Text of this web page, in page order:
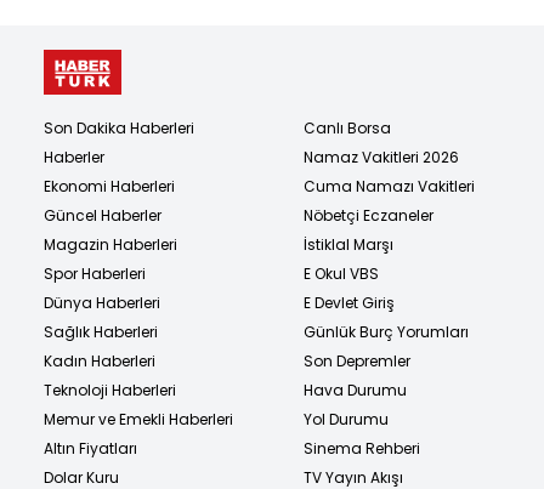
Son Dakika Haberleri
Haberler
Ekonomi Haberleri
Güncel Haberler
Magazin Haberleri
Spor Haberleri
Dünya Haberleri
Sağlık Haberleri
Kadın Haberleri
Teknoloji Haberleri
Memur ve Emekli Haberleri
Altın Fiyatları
Dolar Kuru
Canlı Borsa
Namaz Vakitleri 2026
Cuma Namazı Vakitleri
Nöbetçi Eczaneler
İstiklal Marşı
E Okul VBS
E Devlet Giriş
Günlük Burç Yorumları
Son Depremler
Hava Durumu
Yol Durumu
Sinema Rehberi
TV Yayın Akışı